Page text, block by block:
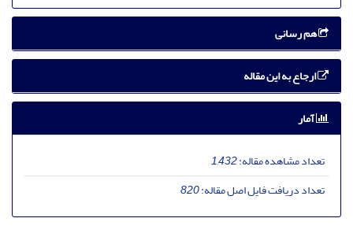
هم رسانی
ارجاع به این مقاله
آمار
تعداد مشاهده مقاله:1,432
تعداد دریافت فایل اصل مقاله:820